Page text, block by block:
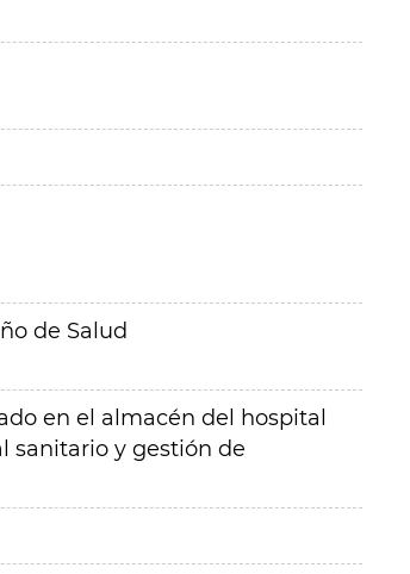
de Salud
en el almacén del hospital
sanitario y gestión de